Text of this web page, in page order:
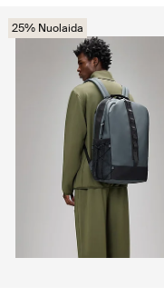
25% Nuolaida